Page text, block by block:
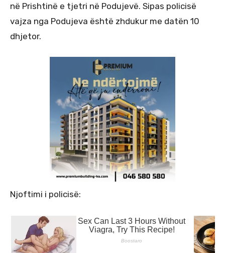
në Prishtinë e tjetri në Podujevë. Sipas policisë
vajza nga Podujeva është zhdukur me datën 10
dhjetor.
Njoftimi i policisë: